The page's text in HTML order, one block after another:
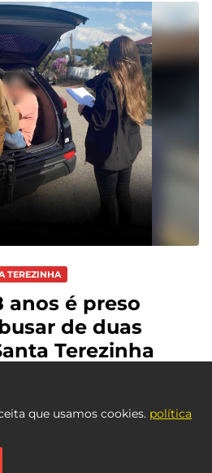
TEREZINHA
anos é preso
de duas
Terezinha
que usamos cookies. política